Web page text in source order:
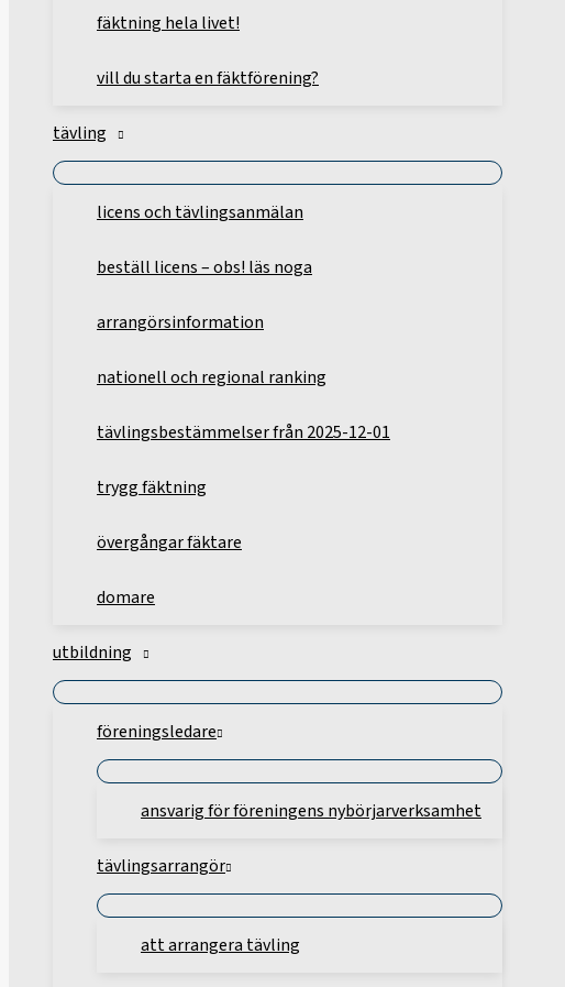
fäktning hela livet!
vill du starta en fäktförening?
tävling
licens och tävlingsanmälan
beställ licens – obs! läs noga
arrangörsinformation
nationell och regional ranking
tävlingsbestämmelser från 2025-12-01
trygg fäktning
övergångar fäktare
domare
utbildning
föreningsledare
ansvarig för föreningens nybörjarverksamhet
tävlingsarrangör
att arrangera tävling